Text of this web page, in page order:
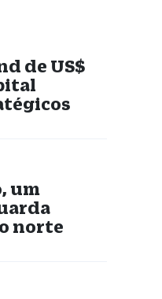
de US$
um
norte